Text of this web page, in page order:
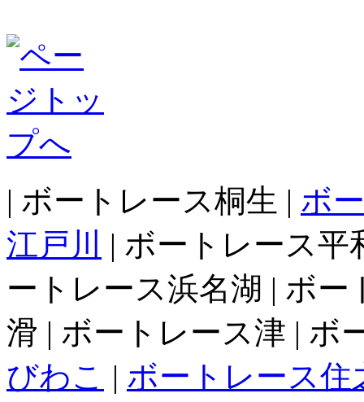
| ボートレース桐生 | ボ
江戸川
| ボートレース平
ートレース浜名湖 | ボ
滑 | ボートレース津 | ボ
びわこ | ボートレース住